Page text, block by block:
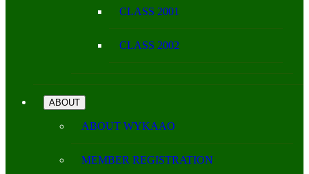
CLASS 2001
CLASS 2002
ABOUT
ABOUT WYKAAO
MEMBER REGISTRATION